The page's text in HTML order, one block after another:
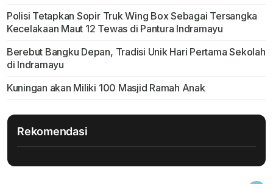
Polisi Tetapkan Sopir Truk Wing Box Sebagai Tersangka
Kecelakaan Maut 12 Tewas di Pantura Indramayu
Berebut Bangku Depan, Tradisi Unik Hari Pertama Sekolah
di Indramayu
Kuningan akan Miliki 100 Masjid Ramah Anak
Rekomendasi